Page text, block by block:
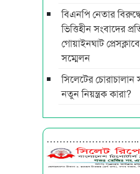
বিএনপি নেতার
ভিত্তিহীন সংবাদের
গোয়াইনঘাট
সম্মেলন
সিলেটের চোরাচালান
নতুন নিয়ন্ত্রক কারা?
………………………..